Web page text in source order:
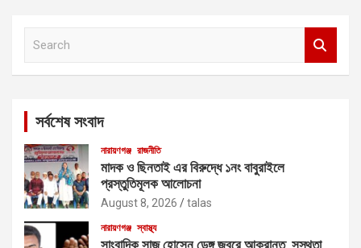
সর্বশেষ সংবাদ
নারায়ণগঞ্জ রাজনীতি
মাদক ও ছিনতাই এর বিরুদ্ধে ১নং বাবুরাইলে
প্রস্তুতিমূলক আলোচনা
August 8, 2026 talas
নারায়ণগঞ্জ স্বাস্থ্য
সাংবাদিক সাজু হোসেন ডেঙ্গু জ্বরে আক্রান্ত সুস্থতা